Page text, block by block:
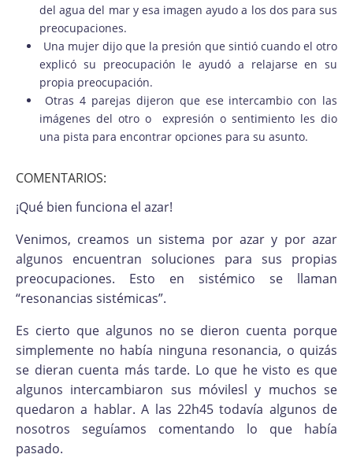
del agua del mar y esa imagen ayudo a los dos para sus
preocupaciones.
Una mujer dijo que la presión que sintió cuando el otro
explicó su preocupación le ayudó a relajarse en su
propia preocupación.
Otras 4 parejas dijeron que ese intercambio con las
imágenes del otro o expresión o sentimiento les dio
una pista para encontrar opciones para su asunto.
COMENTARIOS:
¡Qué bien funciona el azar!
Venimos, creamos un sistema por azar y por azar
algunos encuentran soluciones para sus propias
preocupaciones. Esto en sistémico se llaman
“resonancias sistémicas”.
Es cierto que algunos no se dieron cuenta porque
simplemente no había ninguna resonancia, o quizás
se dieran cuenta más tarde. Lo que he visto es que
algunos intercambiaron sus móvilesl y muchos se
quedaron a hablar. A las 22h45 todavía algunos de
nosotros seguíamos comentando lo que había
pasado.